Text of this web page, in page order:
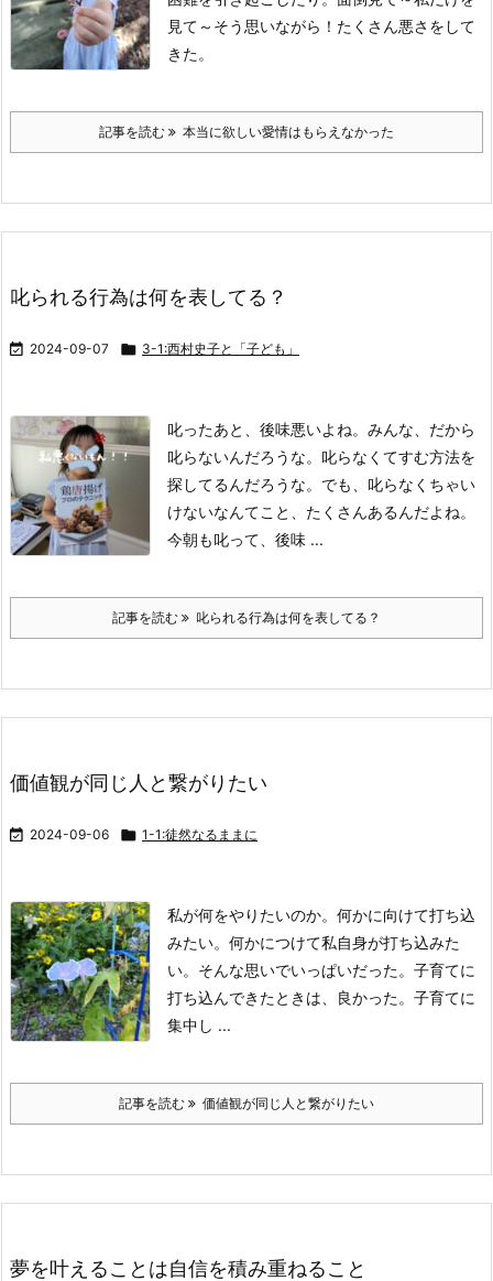
見て～ そう思いながら！たくさん悪さをして
きた。
記事を読む 本当に欲しい愛情はもらえなかった
叱られる行為は何を表してる？
 2024-09-07  3-1:西村史子と「子ども」
叱ったあと、後味悪いよね。 みんな、だから
叱らないんだろうな。 叱らなくてすむ方法を
探してるんだろうな。 でも、叱らなくちゃい
けないなんてこと、たくさんあるんだよね。
今朝も叱って、後味 ...
記事を読む 叱られる行為は何を表してる？
価値観が同じ人と繋がりたい
 2024-09-06  1-1:徒然なるままに
私が何をやりたいのか。 何かに向けて打ち込
みたい。 何かにつけて私自身が打ち込みた
い。 そんな思いでいっぱいだった。 子育てに
打ち込んできたときは、良かった。 子育てに
集中し ...
記事を読む 価値観が同じ人と繋がりたい
夢を叶えることは自信を積み重ねること